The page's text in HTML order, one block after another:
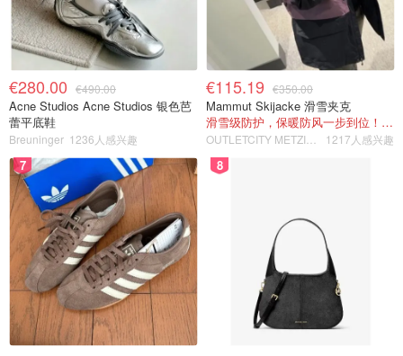
€280.00 €490.00
Acne Studios Acne Studios 银色芭
蕾平底鞋
Breuninger 1236人感兴趣
€115.19 €350.00
Mammut Skijacke 滑雪夹克
滑雪级防护，保暖防风一步到位！仅剩s！
1217人感兴趣
7 8